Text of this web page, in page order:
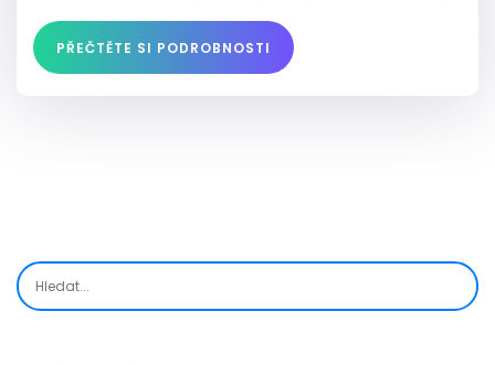
kolem vás zpomalí a vy jste jediné, co existuje. Tato
masáž není jen o fyzické pohodě, ale také o
osobním růstu a objevení své vlastní sexuality.
PŘEČTĚTE SI PODROBNOSTI